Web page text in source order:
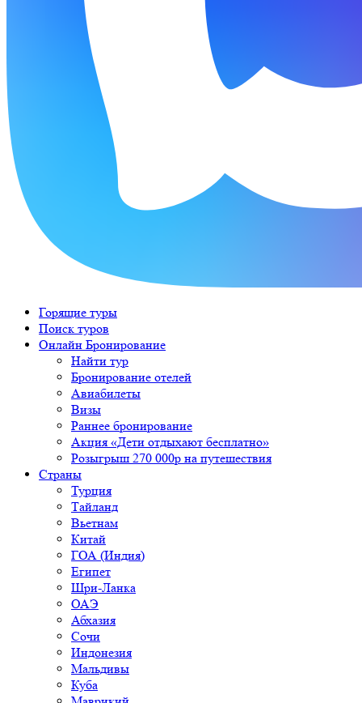
Горящие туры
Поиск туров
Онлайн Бронирование
Найти тур
Бронирование отелей
Авиабилеты
Визы
Раннее бронирование
Акция «Дети отдыхают бесплатно»
Розыгрыш 270 000р на путешествия
Страны
Турция
Тайланд
Вьетнам
Китай
ГОА (Индия)
Египет
Шри-Ланка
ОАЭ
Абхазия
Сочи
Индонезия
Мальдивы
Куба